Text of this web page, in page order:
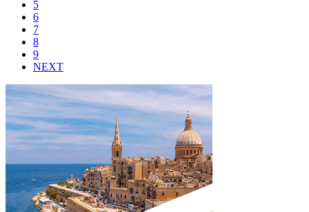
5
6
7
8
9
NEXT